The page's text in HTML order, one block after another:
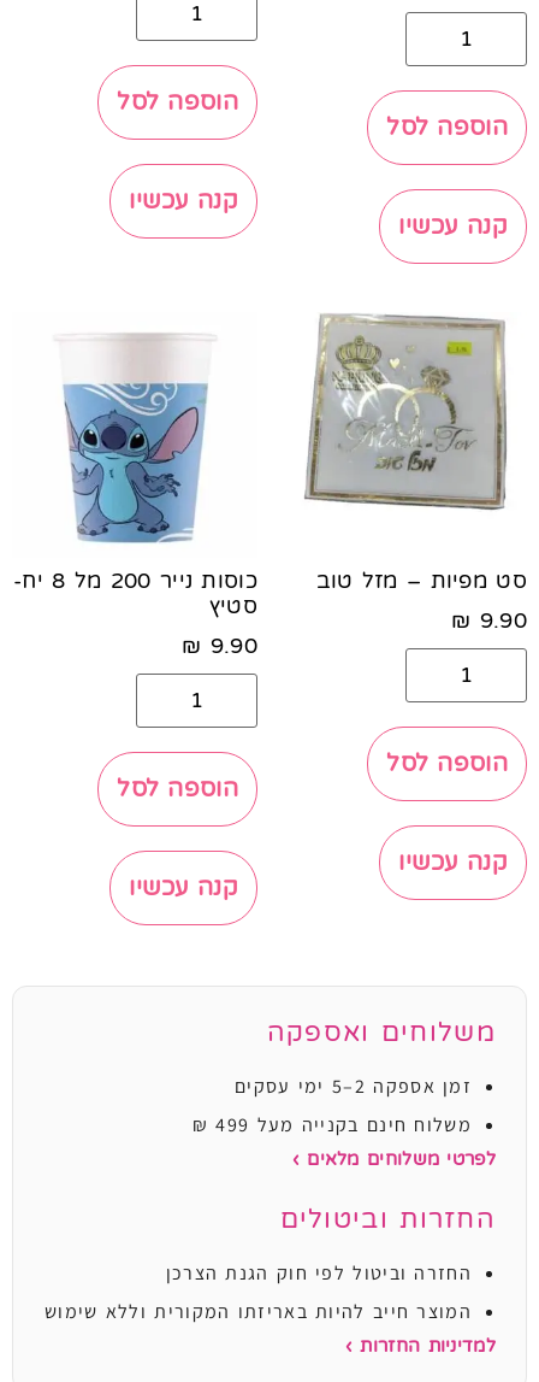
הוספה לסל
קנה עכשיו
הוספה לסל
קנה עכשיו
סט מפיות – מזל טוב
9.90
₪
הוספה לסל
קנה עכשיו
כוסות נייר 200 מל 8 יח-
סטיץ
9.90
₪
הוספה לסל
קנה עכשיו
משלוחים ואספקה
זמן אספקה 2–5 ימי עסקים
משלוח חינם בקנייה מעל 499 ₪
לפרטי משלוחים מלאים ›
החזרות וביטולים
החזרה וביטול לפי חוק הגנת הצרכן
המוצר חייב להיות באריזתו המקורית וללא שימוש
למדיניות החזרות ›